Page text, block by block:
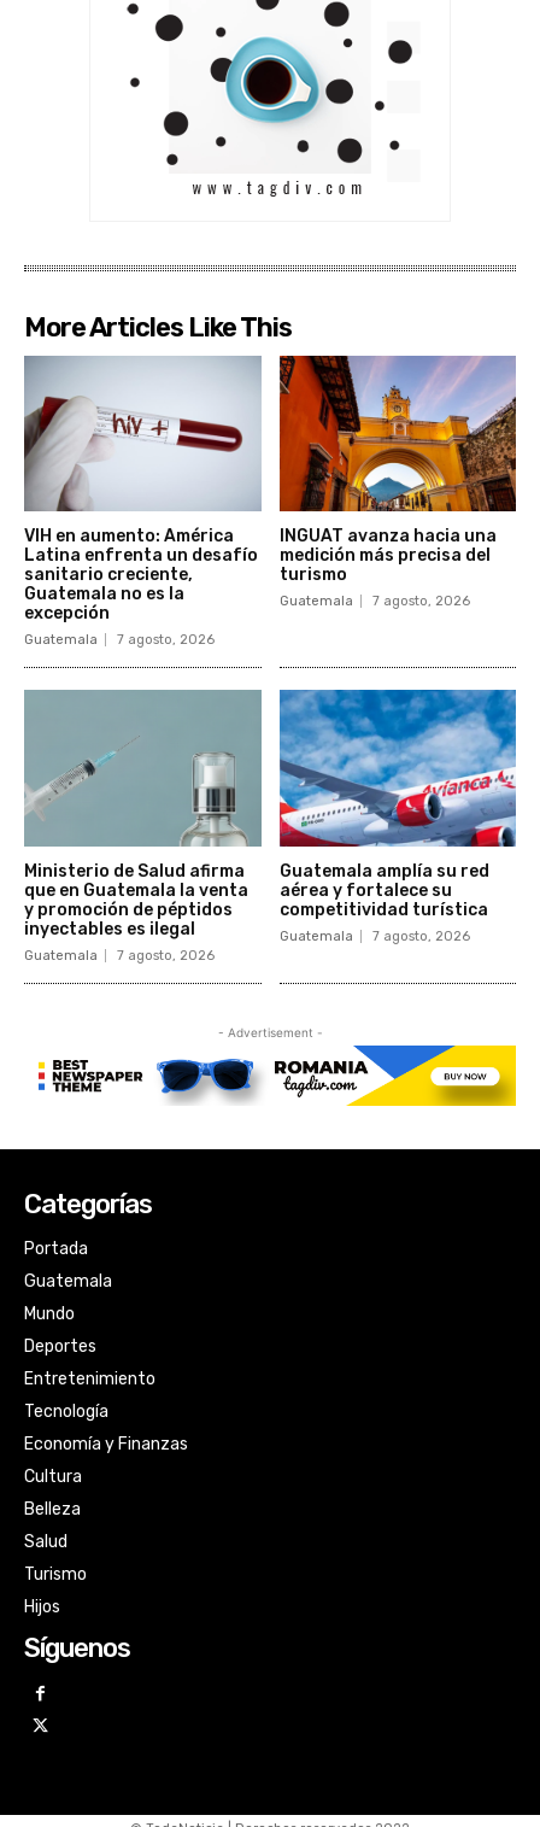
Categorías
Portada
Guatemala
Mundo
Deportes
Entretenimiento
Tecnología
Economía y Finanzas
Cultura
Belleza
Salud
Turismo
Hijos
Síguenos